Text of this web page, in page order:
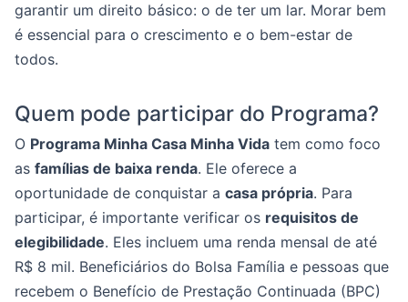
garantir um direito básico: o de ter um lar. Morar bem
é essencial para o crescimento e o bem-estar de
todos.
Quem pode participar do Programa?
O Programa Minha Casa Minha Vida tem como foco
as famílias de baixa renda. Ele oferece a
oportunidade de conquistar a casa própria. Para
participar, é importante verificar os requisitos de
elegibilidade. Eles incluem uma renda mensal de até
R$ 8 mil. Beneficiários do Bolsa Família e pessoas que
recebem o Benefício de Prestação Continuada (BPC)